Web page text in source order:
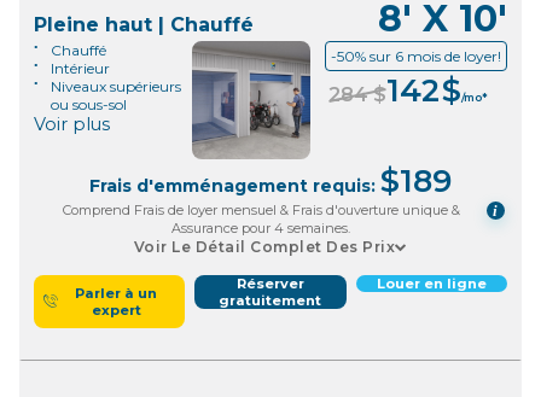
Pleine haut | Chauffé 8' X 10'
Chauffé
Intérieur
Niveaux supérieurs
ou sous-sol
Voir plus
-50% sur 6 mois de loyer!
284$142$/mo*
Frais d'emménagement requis: $189
Comprend Frais de loyer mensuel & Frais d'ouverture unique &
Assurance pour 4 semaines.
i
Voir Le Détail Complet Des Prix
Parler à un
expert
Réserver
gratuitement
Louer en ligne